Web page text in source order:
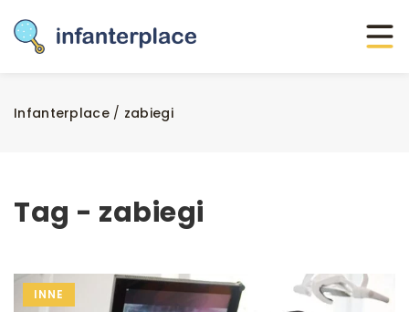
Infanterplace/ zabiegi
Tag - zabiegi
INNE